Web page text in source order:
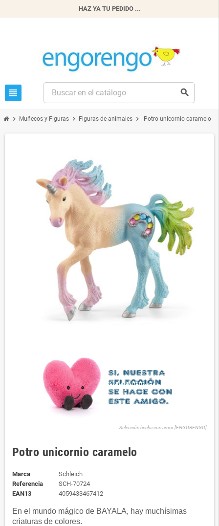
HAZ YA TU PEDIDO ...
view_headline search
chevron_right Muñecos y Figuras chevron_right Figuras de animales chevron_right Potro unicornio caramelo
Selección hecha con amor [ENGORENGO]
Potro unicornio caramelo
Marca
Schleich
Referencia
SCH-70724
EAN13
4059433467412
En el mundo mágico de BAYALA, hay muchísimas
criaturas de colores.